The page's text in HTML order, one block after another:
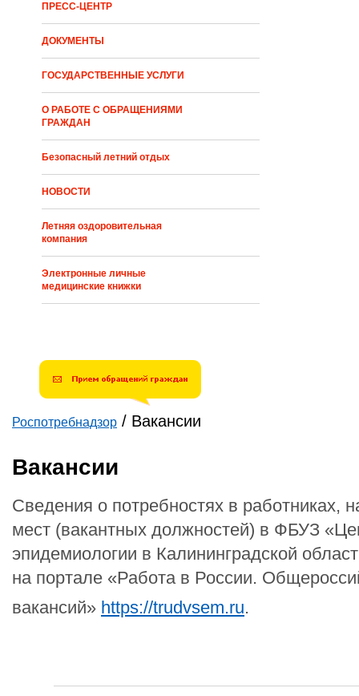
ПРЕСС-ЦЕНТР
ДОКУМЕНТЫ
ГОСУДАРСТВЕННЫЕ УСЛУГИ
О РАБОТЕ С ОБРАЩЕНИЯМИ
ГРАЖДАН
Безопасный летний отдых
НОВОСТИ
Летняя оздоровительная
компания
Электронные личные
медицинские книжки
Роспотребнадзор / Вакансии
Вакансии
Сведения о потребностях в работниках,
мест (вакантных должностей) в ФБУЗ
эпидемиологии в Калининградской
на портале «Работа в России.
вакансий» https://trudvsem.ru.